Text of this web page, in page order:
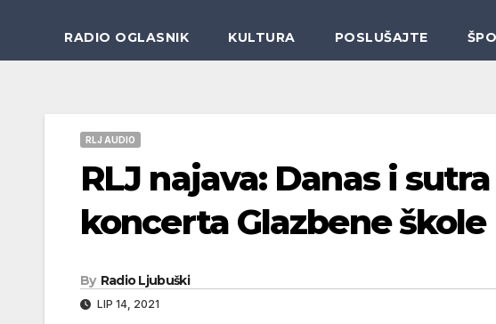
RADIO OGLASNIK KULTURA POSLUŠAJTE
RLJ AUDIO
RLJ najava: Danas i
koncerta Glazbene
By Radio Ljubuški
LIP 14, 2021